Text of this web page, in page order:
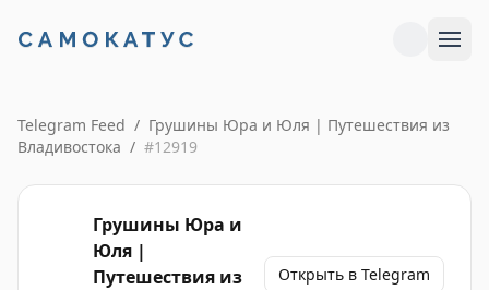
Telegram Feed / Грушины Юра и Юля | Путешествия из
Владивостока / #12919
Грушины Юра и
Юля |
Путешествия из
Открыть в Telegram